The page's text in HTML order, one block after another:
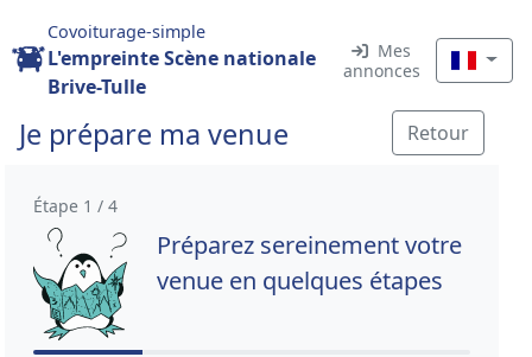
Covoiturage-simple
L'empreinte Scène nationale
Brive-Tulle
Mes
annonces
Je prépare ma venue Retour
Étape 1 / 4
Préparez sereinement votre
venue en quelques étapes